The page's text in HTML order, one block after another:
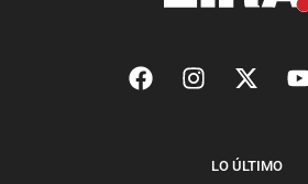
LO ÚLTIMO